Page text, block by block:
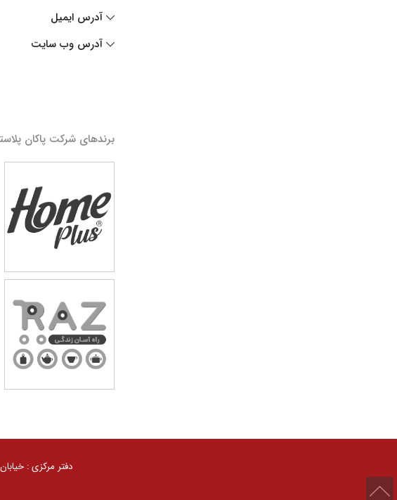
آدرس ایمیل
آدرس وب سایت
برندهای شرکت پاکان
دفتر مرکزی :
برندها و شرکت ها
کلیه حقوق مادی و معنوی سایت محفوظ و متعلق به گروه صنعتی گلرنگ است. 1405 ©